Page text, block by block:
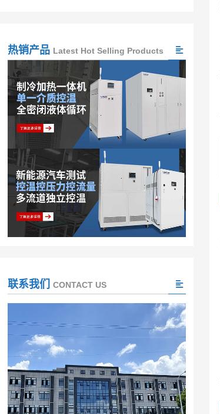
热销产品 Latest Hot Selling Products
联系我们 CONTACT US